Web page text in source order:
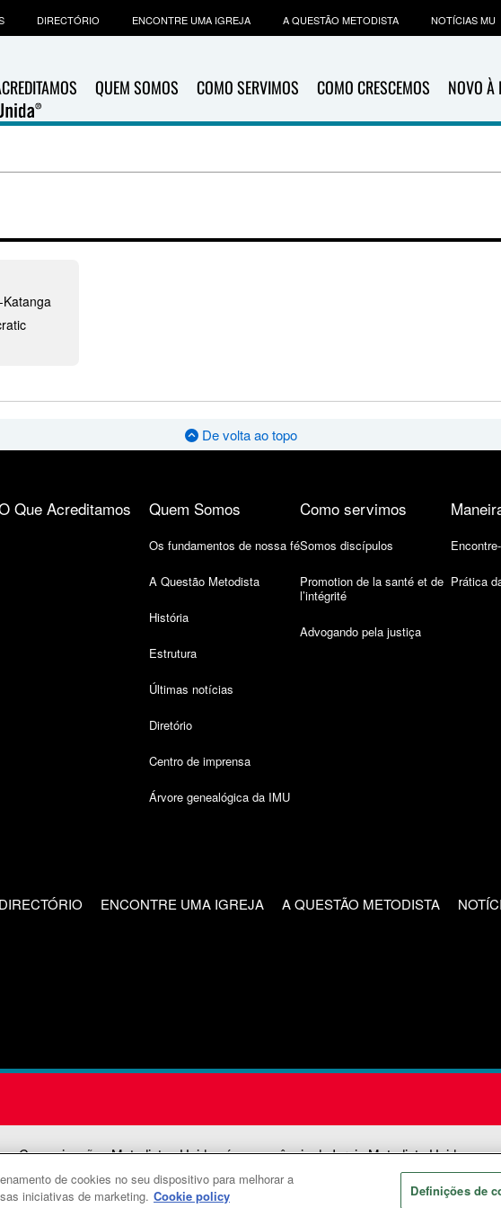
QUEM SOMOS COMO SERVIMOS COMO CRESCEMOS NOVO À
DIRECTÓRIO ENCONTRE UMA IGREJA A QUESTÃO METODISTA NOTÍCIAS MU
De volta ao topo
Que Acreditamos Quem Somos
Os fundamentos de nossa fé
A Questão Metodista
História
Estrutura
Últimas notícias
Diretório
Centro de imprensa
Árvore genealógica da IMU
Como servimos
Somos discípulos
Promotion de la santé et de
l’intégrité
Advogando pela justiça
Prática
DIRECTÓRIO ENCONTRE UMA IGREJA A QUESTÃO METODISTA
Comunicações Metodistas Unidas é uma agência da Igreja Metodista Unida
©2026Comunicações Metodistas Unidas. Todos os direitos reservados
de cookies no seu dispositivo para melhorar a
iniciativas de marketing. Cookie policy Definições de